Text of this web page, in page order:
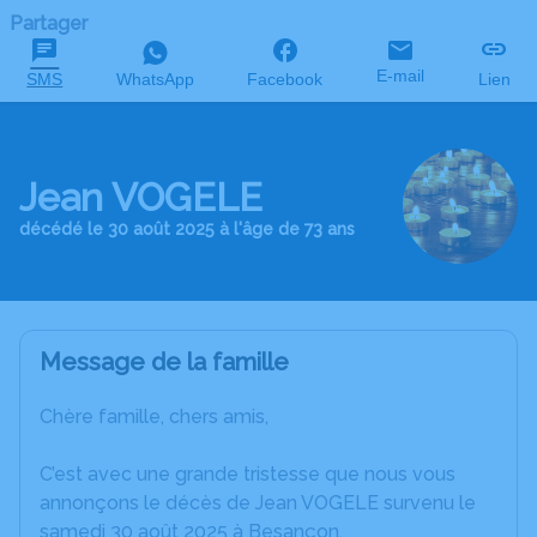
Partager
SMS WhatsApp Facebook E-mail Lien
Jean VOGELE
décédé le 30 août 2025 à l'âge de 73 ans
Message de la famille
Chère famille, chers amis,
C’est avec une grande tristesse que nous vous
annonçons le décès de Jean VOGELE survenu le
samedi 30 août 2025 à Besançon.